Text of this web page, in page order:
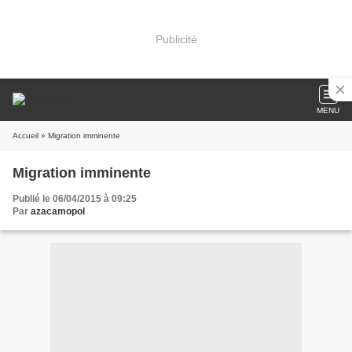
Publicité
MENU
Accueil » Migration imminente
Migration imminente
Publié le 06/04/2015 à 09:25
Par azacamopol